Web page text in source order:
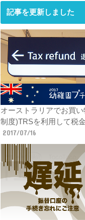
記事を更新しました
オーストラリアでお買
制度)TRSを利用して税
2017/07/16